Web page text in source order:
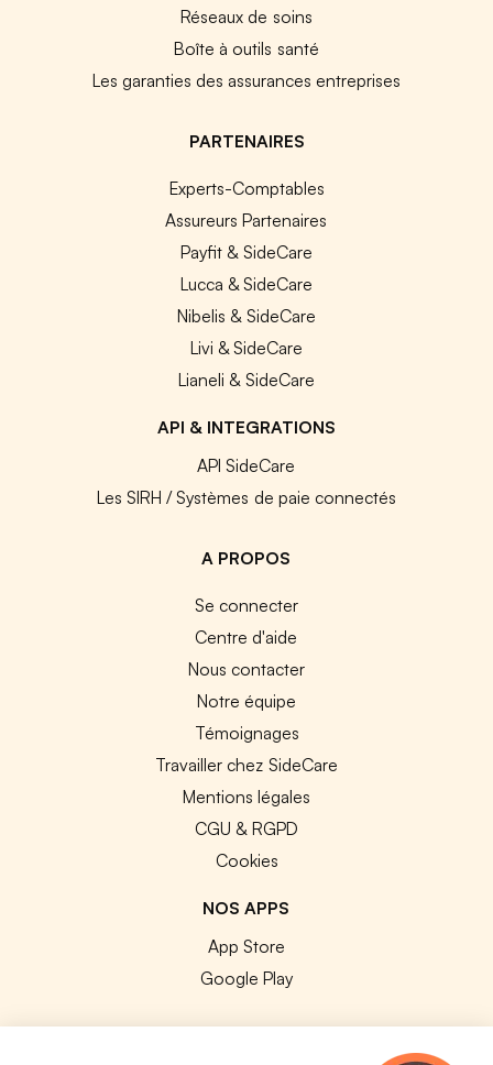
Réseaux de soins
Boîte à outils santé
Les garanties des assurances entreprises
PARTENAIRES
Experts-Comptables
Assureurs Partenaires
Payfit & SideCare
Lucca & SideCare
Nibelis & SideCare
Livi & SideCare
Lianeli & SideCare
API & INTEGRATIONS
API SideCare
Les SIRH / Systèmes de paie connectés
A PROPOS
Se connecter
Centre d'aide
Nous contacter
Notre équipe
Témoignages
Travailler chez SideCare
Mentions légales
CGU & RGPD
Cookies
NOS APPS
App Store
Google Play